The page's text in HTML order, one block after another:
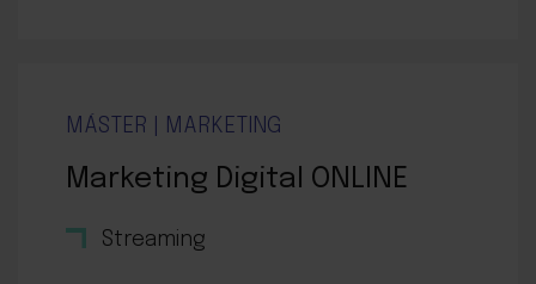
MÁSTER | MARKETING
Marketing Digital ONLINE
Streaming